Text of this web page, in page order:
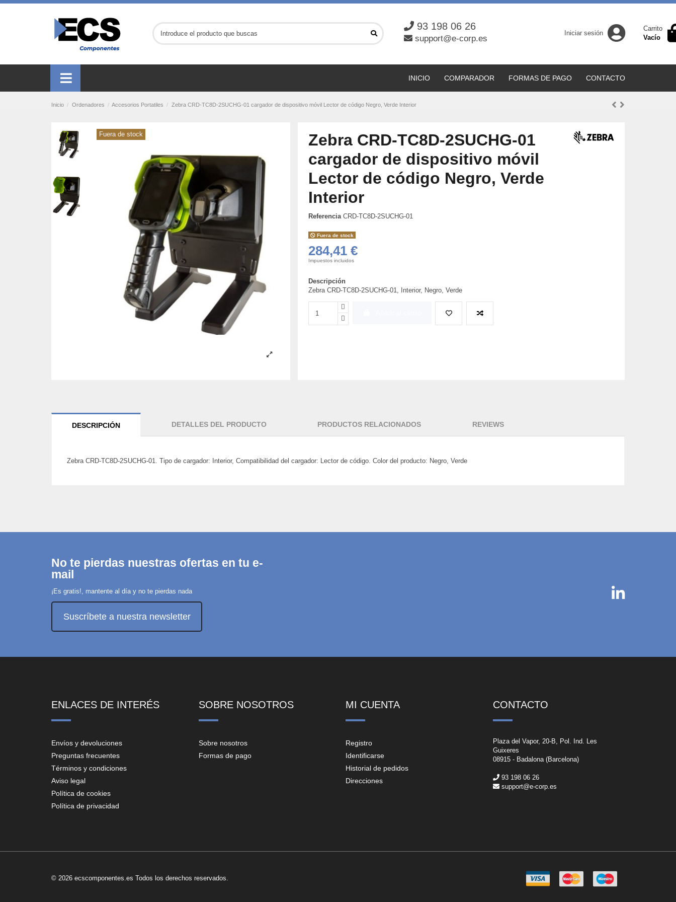
93 198 06 26
support@e-corp.es
Iniciar sesión
Carrito
Vacío
CONTACTO
FORMAS DE PAGO
COMPARADOR
INICIO
Inicio Ordenadores Accesorios Portatiles Zebra CRD-TC8D-2SUCHG-01 cargador de dispositivo móvil Lector de código Negro, Verde Interior
Fuera de stock
Zebra CRD-TC8D-2SUCHG-01
cargador de dispositivo móvil
Lector de código Negro, Verde
Interior
Referencia CRD-TC8D-2SUCHG-01
Fuera de stock
284,41 €
Impuestos incluidos
Descripción
Zebra CRD-TC8D-2SUCHG-01, Interior, Negro, Verde
DESCRIPCIÓN DETALLES DEL PRODUCTO PRODUCTOS RELACIONADOS REVIEWS
Zebra CRD-TC8D-2SUCHG-01. Tipo de cargador: Interior, Compatibilidad del cargador: Lector de código. Color del producto: Negro, Verde
No te pierdas nuestras ofertas en tu e-
mail
¡Es gratis!, mantente al día y no te pierdas nada
Suscríbete a nuestra newsletter
ENLACES DE INTERÉS
Envíos y devoluciones
Preguntas frecuentes
Términos y condiciones
Aviso legal
Política de cookies
Política de privacidad
SOBRE NOSOTROS
Sobre nosotros
Formas de pago
MI CUENTA
Registro
Identificarse
Historial de pedidos
Direcciones
CONTACTO
Plaza del Vapor, 20-B, Pol. Ind. Les
Guixeres
08915 - Badalona (Barcelona)
93 198 06 26
support@e-corp.es
© 2026 ecscomponentes.es Todos los derechos reservados.